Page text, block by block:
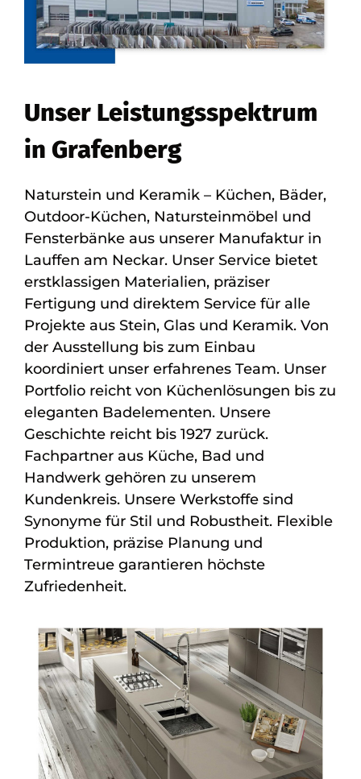
Unser Leistungsspektrum
in Grafenberg
Naturstein und Keramik – Küchen, Bäder,
Outdoor-Küchen, Natursteinmöbel und
Fensterbänke aus unserer Manufaktur in
Lauffen am Neckar. Unser Service bietet
erstklassigen Materialien, präziser
Fertigung und direktem Service für alle
Projekte aus Stein, Glas und Keramik. Von
der Ausstellung bis zum Einbau
koordiniert unser erfahrenes Team. Unser
Portfolio reicht von Küchenlösungen bis zu
eleganten Badelementen. Unsere
Geschichte reicht bis 1927 zurück.
Fachpartner aus Küche, Bad und
Handwerk gehören zu unserem
Kundenkreis. Unsere Werkstoffe sind
Synonyme für Stil und Robustheit. Flexible
Produktion, präzise Planung und
Termintreue garantieren höchste
Zufriedenheit.